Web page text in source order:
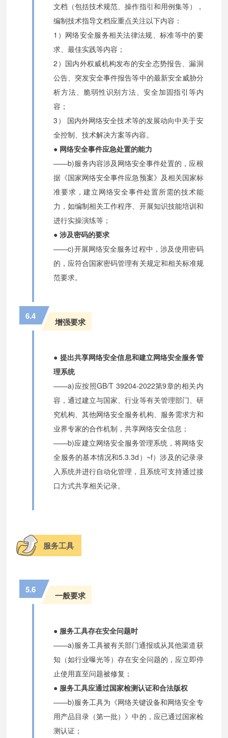
文档（包括技术规范、操作指引和用例集等），
编制技术指导文档应重点关注以下内容：
1）网络安全服务相关法律法规、标准等中的要
求、最佳实践等内容；
2）国内外权威机构发布的安全态势报告、漏洞
公告、突发安全事件报告等中的最新安全威胁分
析方法、脆弱性识别方法、安全加固指引等内
容；
3） 国内外网络安全技术等的发展动向中关于安
全控制、技术解决方案等内容。
● 网络安全事件应急处置的能力
——b)服务内容涉及网络安全事件处置的，应根
据《国家网络安全事件应急预案》及相关国家标
准要求，建立网络安全事件处置所需的技术能
力，如编制相关工作程序、开展知识技能培训和
进行实操演练等；
● 涉及密码的要求
——c)开展网络安全服务过程中，涉及使用密码
的，应符合国家密码管理有关规定和相关标准规
范要求。
6.4
增强要求
● 提出共享网络安全信息和建立网络安全服务管
理系统
——a)应按照GB/T 39204-2022第9章的相关内
容，通过建立与国家、行业等有关管理部门、研
究机构、其他网络安全服务机构、服务需求方和
业界专家的合作机制，共享网络安全信息；
——b)应建立网络安全服务管理系统，将网络安
全服务的基本情况和5.3.3d）~f）涉及的记录录
入系统并进行自动化管理，且系统可支持通过接
口方式共享相关记录。
服务工具
5.6
一般要求
● 服务工具存在安全问题时
——a)服务工具被有关部门通报或从其他渠道获
知（如行业曝光等）存在安全问题的，应立即停
止使用直至问题被修复；
● 服务工具应通过国家检测认证和合法版权
——b)服务工具为《网络关键设备和网络安全专
用产品目录（第一批）》中的，应已通过国家检
测认证；